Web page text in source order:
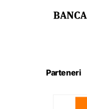
Parteneri